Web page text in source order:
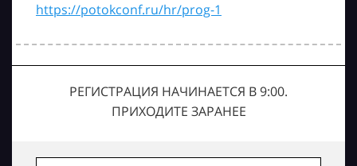
https://potokconf.ru/hr/prog-1
РЕГИСТРАЦИЯ НАЧИНАЕТСЯ В 9:00.
ПРИХОДИТЕ ЗАРАНЕЕ